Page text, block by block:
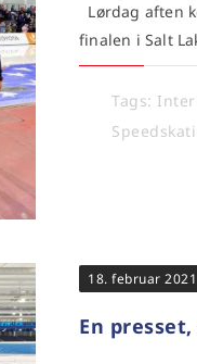
Lørdag aften
finalen i Salt
Tags:
18. februar 2021
En